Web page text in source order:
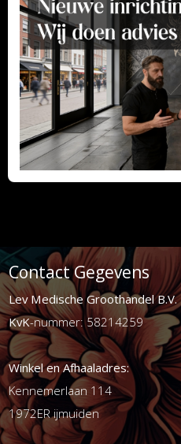
Contact Gegevens
Lev Medische Groothandel B.V.
KvK-nummer: 58214259
Winkel en Afhaaladres:
Kennemerlaan 114
1972ER ijmuiden